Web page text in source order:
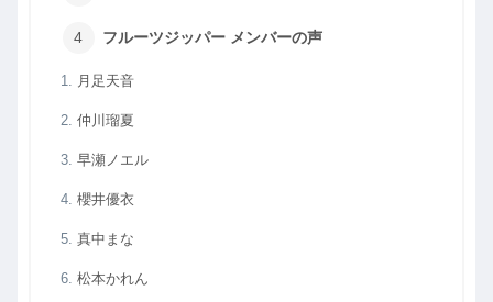
フルーツジッパー メンバーの声
月足天音
仲川瑠夏
早瀬ノエル
櫻井優衣
真中まな
松本かれん